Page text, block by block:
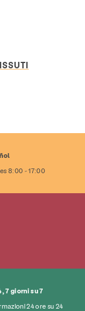
8:00 - 17:00
7 giorni su 7
24 ore su 24